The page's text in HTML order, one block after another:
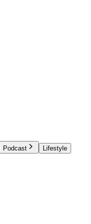
Podcast Lifestyle